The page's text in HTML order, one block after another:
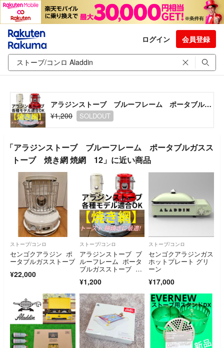
ログイン 会員登録
アラジンストーブ ブルーフレーム ポータブルガスストーブ 焼き網 焼網 12
¥1,200
SOLDOUT
「アラジンストーブ ブルーフレーム ポータブルガスス
トーブ 焼き網 焼網 12」に近い商品
ストーブ/コンロ
センゴクアラジン ポ
ータブルガスストーブ
¥22,000
ストーブ/コンロ
アラジンストーブ ブ
ルーフレーム ポータ
ブルガスストーブ 焼
¥1,200
ストーブ/コンロ
センゴクアラジンガス
ホットプレート グリ
ーン
¥17,000